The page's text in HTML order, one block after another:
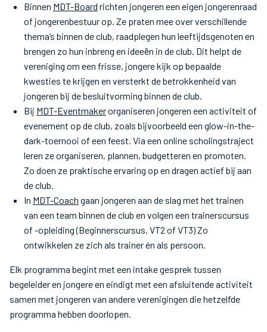
Binnen MDT-Board richten jongeren een eigen jongerenraad
of jongerenbestuur op. Ze praten mee over verschillende
thema’s binnen de club, raadplegen hun leeftijdsgenoten en
brengen zo hun inbreng en ideeën in de club. Dit helpt de
vereniging om een frisse, jongere kijk op bepaalde
kwesties te krijgen en versterkt de betrokkenheid van
jongeren bij de besluitvorming binnen de club.
Bij MDT-Eventmakerorganiseren jongeren een activiteit of
evenement op de club, zoals bijvoorbeeld een glow-in-the-
dark-toernooi of een feest. Via een online scholingstraject
leren ze organiseren, plannen, budgetteren en promoten.
Zo doen ze praktische ervaring op en dragen actief bij aan
de club.
In MDT-Coach gaan jongeren aan de slag met het trainen
van een team binnen de club en volgen een trainerscursus
of -opleiding (Beginnerscursus, VT2 of VT3) Zo
ontwikkelen ze zich als trainer én als persoon.
Elk programma begint met een intake gesprek tussen
begeleider en jongere en eindigt met een afsluitende activiteit
samen met jongeren van andere verenigingen die hetzelfde
programma hebben doorlopen.